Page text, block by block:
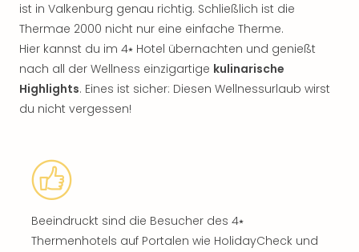
ist in Valkenburg genau richtig. Schließlich ist die
Thermae 2000 nicht nur eine einfache Therme.
Hier kannst du im 4⭑ Hotel übernachten und genießt
nach all der Wellness einzigartige kulinarische
Highlights. Eines ist sicher: Diesen Wellnessurlaub wirst
du nicht vergessen!
Beeindruckt sind die Besucher des 4⭑
Thermenhotels auf Portalen wie HolidayCheck und